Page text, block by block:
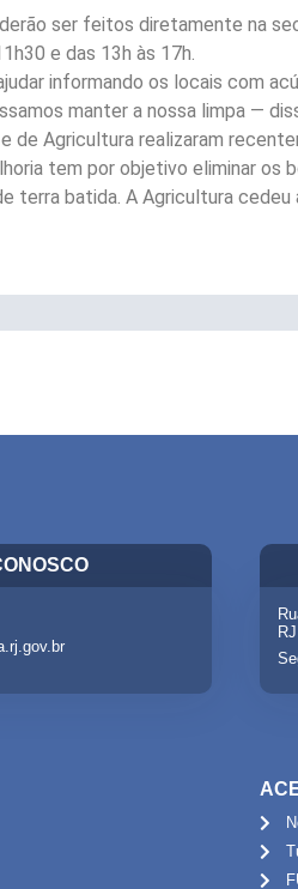
ser feitos diretamente na
e das 13h às 17h.
informando os locais com
manter a nossa limpa —
de Agricultura realizaram
tem por objetivo eliminar os
terra batida. A Agricultura cedeu